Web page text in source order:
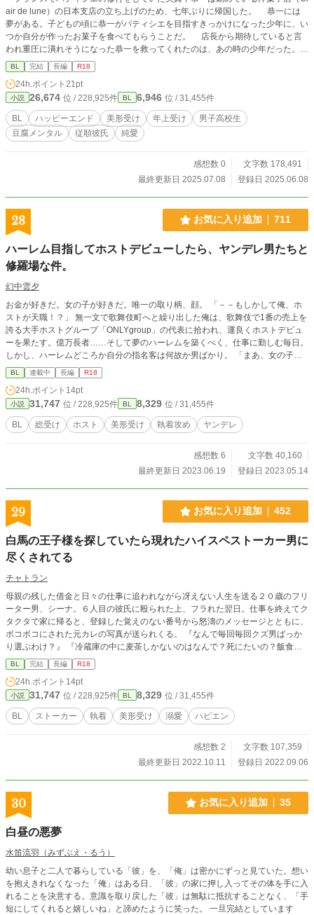
air de lune）の日本支店の立ち上げのため、七年ぶりに帰国した。 恭一には
夢がある。子どもの頃に恭一がパティシエを目指すきっかけになった少年に、い
つか自分が作ったお菓子を食べてもらうことだ。 店長から期待していると言
われ重圧に潰れそうになった恭一を救ってくれたのは、あの時の少年だった。
・他サイトにも掲載中です ・進展遅め ・SMシーンはありませんが精神的主従関
係あり ・現代日本設定 ・脇CPあり ・軽いシリアスあり ・15〜20万字くらいに
なる予定
BL 完結 長編 R18
24h.ポイント 21pt
小説 26,674 位 / 228,925件 BL 6,946 位 / 31,455件
BL ハッピーエンド 美形受け 年上受け
男子高校生
豆腐メンタル
従順彼氏 純愛
感想数 0
文字数 178,491
最終更新日 2025.07.08
登録日 2025.06.08
28 お気に入り追加 711
ハーレム目指してホストデビューしたら、ヤンデレ男たちと
修羅場な件。
幻中雲夕
お金が好きだ。女の子が好きだ。唯一の取り柄、顔。 「－－もしかして俺、ホ
ストが天職！？」 無一文で歌舞伎町へと繰り出した俺は、歌舞伎で1番の売上を
誇る大手ホストグループ「ONLYgroup」の代表に拾われ、運良くホストデビュ
ーを果たす。億万長者……そして夢のハーレムを築くべく、仕事に勤しむ毎日。
しかし、ハーレムどころか自分の指名客は何故か男ばかり。 「まあ、女の子よ
りお金落としてくれるしいっか」なんて楽観的に考えていた俺だが、知らぬ間に
修羅場を築き上げていたようで－－ 頭の弱いクズホストと激重感情を抱えたメ
ンヘラヤンデレ男たちが送る、血みどろ歌舞伎ライフ！ ◎主人公のホスト総受
け・右固定です。 ◎複数攻め／ホスト／ヤンデレ・メンヘラ攻め ◎R18パート
は「億万長者への道02」より。 ⚠︎度を越してグロい表現はありませんが、後々
リスカ／OD／刃物／DV／無理矢理 等の描写が登場します。苦手な方はお気を
BL 連載中 長編 R18
24h.ポイント 14pt
小説 31,747 位 / 228,925件 BL 8,329 位 / 31,455件
BL 総受け ホスト 美形受け 執着攻め ヤンデレ
感想数 6
文字数 40,160
最終更新日 2023.06.19
登録日 2023.05.14
29 お気に入り追加 452
白馬の王子様を探していたら現れたハイスペストーカー男に
尽くされてる
チャトラン
母親の残した借金と日々の仕事に追われながら冴えない人生を送る２０歳のフリ
ーター男、シーナ。６人目の彼氏に殴られた上、フラれた翌日。仕事を終えてク
タクタで家に帰ると、登録した覚えのない番号から怒濤のメッセージとともに、
ボコボコにされた元カレの写真が送られくる。 『なんで毎回毎回クズ男ばっか
り選ぶわけ？』 『冷蔵庫の中に麦茶しかないのはなんで？死にたいの？飯食っ
て？』 『あ、電球切れてたの変えておいたから』 『とりあえずこいつゲイ風俗
に売り捌いてきてもいい？』 「……ヒェ」 最悪な人生を変えてくれる白馬の王
子様が欲しいって言ったら、謎のストーカーモンペ男が釣れた。話が違う。って
言ってたら、まんまと絆されてしまう話。 ♦︎♦︎♦︎♦︎♦︎ どこに需要があるのか分からな
い、人生諦めモード苦労人フリーター男（別名変人ホイホイ）と、謎のハイスペ
ックストーカー男のできそこないラブストーリー(？)です。 一応ハッピーエンド
あります。 ※ムーンライトノベルズ様でも掲載しております。
BL 完結 長編 R18
24h.ポイント 14pt
小説 31,747 位 / 228,925件 BL 8,329 位 / 31,455件
BL ストーカー 執着 美形受け 溺愛 ハピエン
感想数 2
文字数 107,359
最終更新日 2022.10.11
登録日 2022.09.06
30 お気に入り追加 35
白昼の悪夢
水笛流羽（みずぶえ・るう）
幼い息子と二人で暮らしている「彼」を、「俺」は密かにずっと見ていた。想い
を抱えきれなくなった「俺」はある日、「彼」の家に押し入ってその体を手に入
れることを決意する。意識を取り戻した「彼」は無駄に抵抗することなく、「手
短にしてくれると嬉しいね」と諦めたように笑った。 一旦完結としています